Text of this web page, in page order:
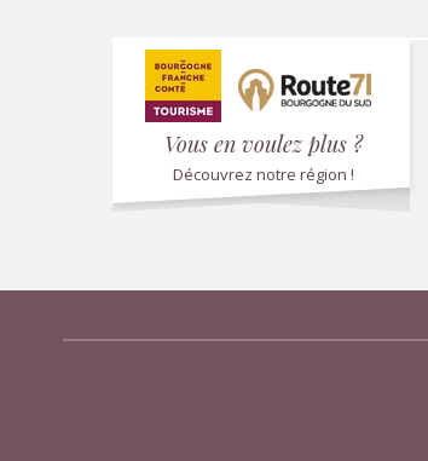
Vous en voulez plus ?
Découvrez notre région !